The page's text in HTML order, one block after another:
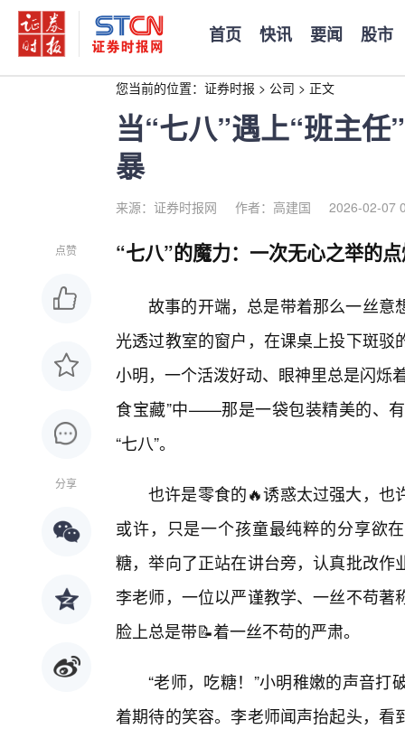
首页 快讯 要闻 股市
您当前的位置： 证券时报 > 公司 > 正文
当“七八”遇上“班主
暴
来源：证券时报网 作者：高建国 2026-02-07
点赞
分享
“七八”的魔力：一次无心之举的
故事的开端，总是带着那么一丝意
光透过教室的窗户，在课桌上投下斑
小明，一个活泼好动、眼神里总是闪烁
食宝藏”中——那是一袋包装精美的、
“七八”。
也许是零食的🔥诱惑太过强大，也
或许，只是一个孩童最纯粹的分享欲
糖，举向了正站在讲台旁，认真批改
李老师，一位以严谨教学、一丝不苟
脸上总是带📝着一丝不苟的严肃。
“老师，吃糖！”小明稚嫩的声音
着期待的笑容。李老师闻声抬起头，